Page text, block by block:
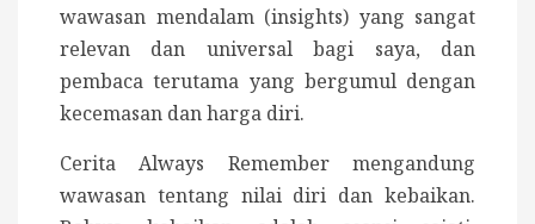
wawasan mendalam (insights) yang sangat
relevan dan universal bagi saya, dan
pembaca terutama yang bergumul dengan
kecemasan dan harga diri.
Cerita Always Remember mengandung
wawasan tentang nilai diri dan kebaikan.